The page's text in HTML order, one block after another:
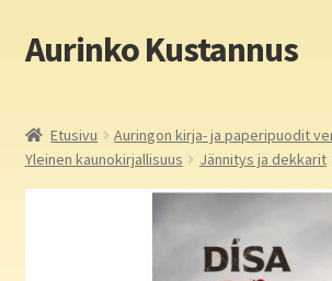
Siirry
navigointiin
Siirry
sisältöön
Aurinko Kustannus
Yritys
Etusivu Auringon kirja- ja paperipuodit
Yleinen kaunokirjallisuus
Jännitys ja dekkarit